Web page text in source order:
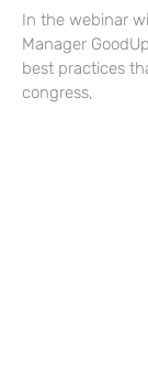
In the webinar
Manager
best practices
congress,